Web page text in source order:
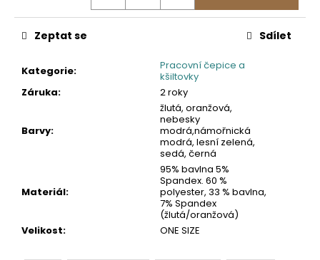
Kategorie:
Pracovní čepice a
kšiltovky
Záruka: 2 roky
Barvy:
žlutá, oranžová,
nebesky
modrá,námořnická
modrá, lesní zelená,
sedá, černá
Materiál:
95% bavlna 5%
Spandex. 60 %
polyester, 33 % bavlna,
7% Spandex
(žlutá/oranžová)
Velikost: ONE SIZE
Zeptat se Sdílet
561,16